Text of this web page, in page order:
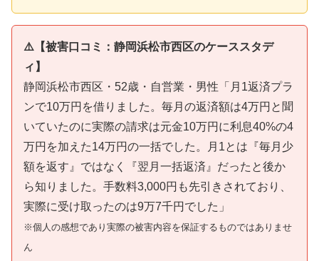
⚠️【被害口コミ：静岡浜松市西区のケーススタデ
ィ】
静岡浜松市西区・52歳・自営業・男性「月1返済プラ
ンで10万円を借りました。毎月の返済額は4万円と聞
いていたのに実際の請求は元金10万円に利息40%の4
万円を加えた14万円の一括でした。月1とは『毎月少
額を返す』ではなく『翌月一括返済』だったと後か
ら知りました。手数料3,000円も先引きされており、
実際に受け取ったのは9万7千円でした」
※個人の感想であり実際の被害内容を保証するものではありませ
ん